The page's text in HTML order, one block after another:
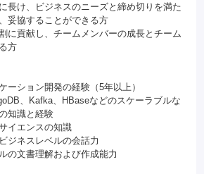
長け、ビジネスのニーズと締め切りを満た
妥協することができる方
に貢献し、チームメンバーの成長とチーム
方
ーション開発の経験（5年以上）
、Kafka、HBaseなどのスケーラブルな
知識と経験
イエンスの知識
ジネスレベルの会話力
の文書理解および作成能力